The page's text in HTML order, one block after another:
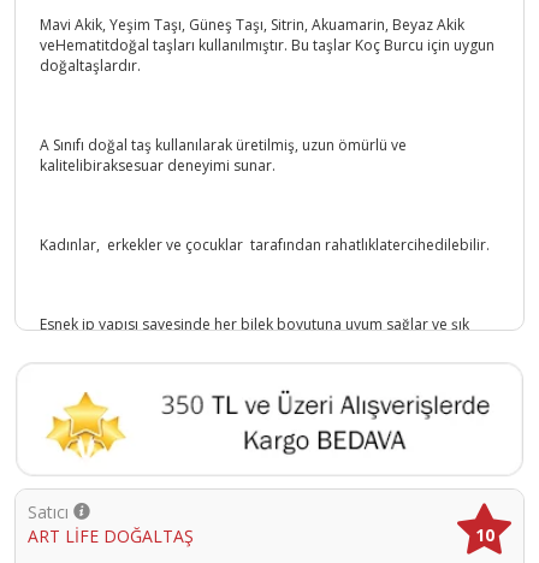
Mavi Akik, Yeşim Taşı, Güneş Taşı, Sitrin, Akuamarin, Beyaz Akik
veHematitdoğal taşları kullanılmıştır. Bu taşlar Koç Burcu için uygun
doğaltaşlardır.
A Sınıfı doğal taş kullanılarak üretilmiş, uzun ömürlü ve
kalitelibiraksesuar deneyimi sunar.
Kadınlar, erkekler ve çocuklar tarafından rahatlıklatercihedilebilir.
Esnek ip yapısı sayesinde her bilek boyutuna uyum sağlar ve şık
Sipariş verirken bilek ölçülerinize göre beden seçmeyi ihmal
etmeyin.
Ürün Kodu :10045-169TAS13M
Satıcı
ART LİFE DOĞALTAŞ
10